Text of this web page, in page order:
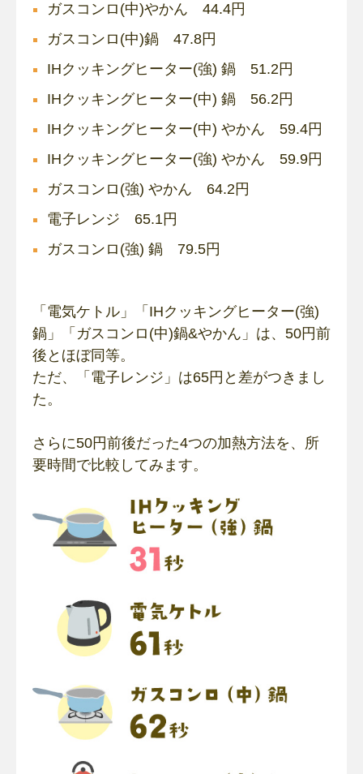
ガスコンロ(中)やかん 44.4円
ガスコンロ(中)鍋 47.8円
IHクッキングヒーター(強) 鍋 51.2円
IHクッキングヒーター(中) 鍋 56.2円
IHクッキングヒーター(中) やかん 59.4円
IHクッキングヒーター(強) やかん 59.9円
ガスコンロ(強) やかん 64.2円
電子レンジ 65.1円
ガスコンロ(強) 鍋 79.5円
「電気ケトル」「IHクッキングヒーター(強)
鍋」「ガスコンロ(中)鍋&やかん」は、50円前
後とほぼ同等。
ただ、「電子レンジ」は65円と差がつきまし
た。
さらに50円前後だった4つの加熱方法を、所
要時間で比較してみます。